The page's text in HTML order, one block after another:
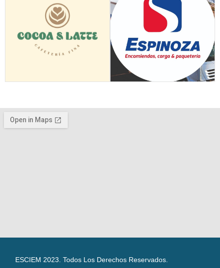
ESCIEM 2023. Todos Los Derechos Reservados.